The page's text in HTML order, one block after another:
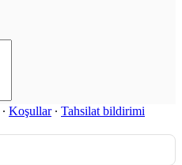
∙ Koşullar∙ Tahsilat bildirimi